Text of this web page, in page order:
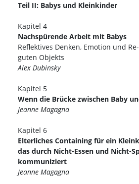
Teil II: Babys und Kleinkinder
Kapitel 4
Nachspürende Arbeit mit Babys
Reflektives Denken, Emotion und
guten Objekts
Alex Dubinsky
Kapitel 5
Wenn die Brücke zwischen Baby
Jeanne Magagna
Kapitel 6
Elterliches Containing für ein
das durch Nicht-Essen und Nicht-
kommuniziert
Jeanne Magagna